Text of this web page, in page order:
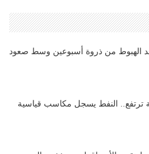
الهبوط من ذروة أسبوعين وسط صعود
ترتفع.. النفط يسجل مكاسب قياسية